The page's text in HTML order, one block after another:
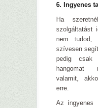
6. Ingyenes
Ha
szolgáltatást
nem tudod,
szívesen
pedig csak
hangomat
valamit,
erre.
Az ingyenes